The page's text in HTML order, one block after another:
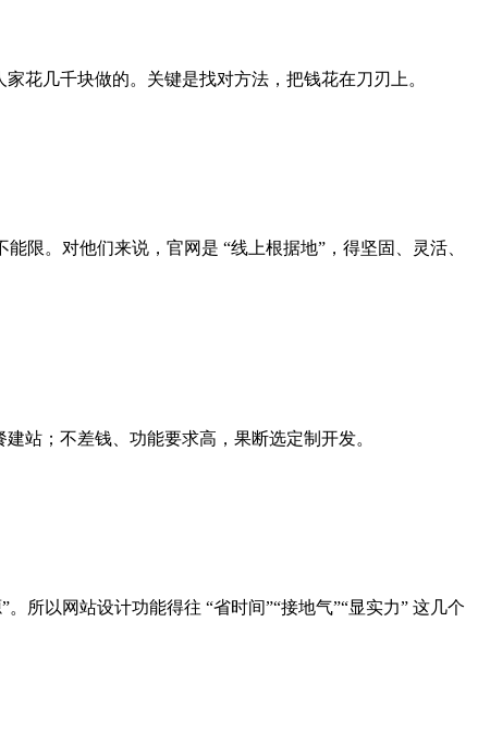
花几千块做的。关键是找对方法，把钱花在刀刃上。
限。对他们来说，官网是 “线上根据地”，得坚固、灵活、
站；不差钱、功能要求高，果断选定制开发。
所以网站设计功能得往 “省时间”“接地气”“显实力” 这几个